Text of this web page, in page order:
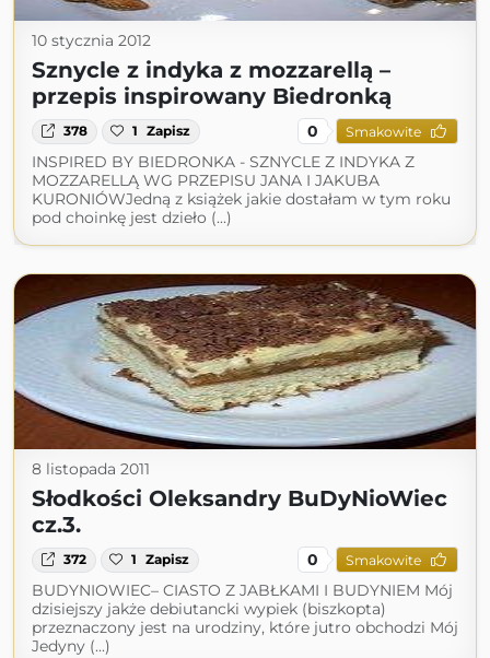
10 stycznia 2012
Sznycle z indyka z mozzarellą –
przepis inspirowany Biedronką
378 1 Zapisz 0 Smakowite
INSPIRED BY BIEDRONKA - SZNYCLE Z INDYKA Z
MOZZARELLĄ WG PRZEPISU JANA I JAKUBA
KURONIÓWJedną z książek jakie dostałam w tym roku
pod choinkę jest dzieło (...)
8 listopada 2011
Słodkości Oleksandry BuDyNioWiec
cz.3.
372 1 Zapisz 0 Smakowite
BUDYNIOWIEC– CIASTO Z JABŁKAMI I BUDYNIEM Mój
dzisiejszy jakże debiutancki wypiek (biszkopta)
przeznaczony jest na urodziny, które jutro obchodzi Mój
Jedyny (...)